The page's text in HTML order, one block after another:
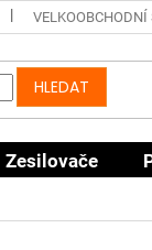
VELKOOBCHODNÍ
HLEDAT
Zesilovače